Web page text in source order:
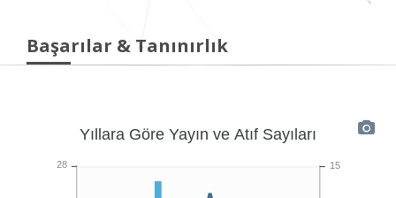
Başarılar & Tanınırlık
Yıllara Göre Yayın ve Atıf Sayıları
15
28